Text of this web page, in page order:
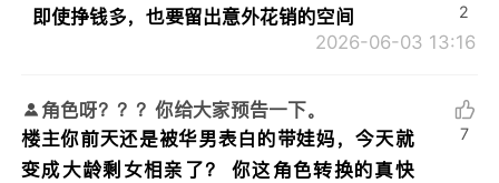
即使挣钱多，也要留出意外花销的空间
2026-06-03 13:16
2
角色呀？？？你给大家预告一下。
楼主你前天还是被华男表白的带娃妈，今天就
变成大龄剩女相亲了？ 你这角色转换的真快
7